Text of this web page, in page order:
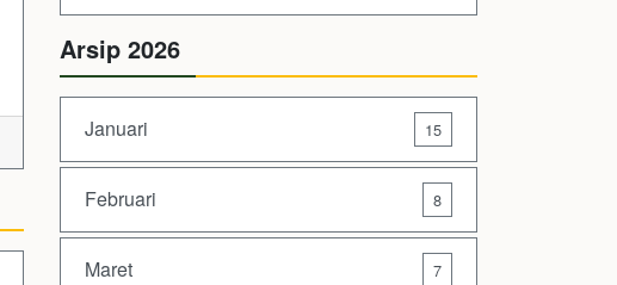
Arsip 2026
Januari 15
Februari 8
Maret 7